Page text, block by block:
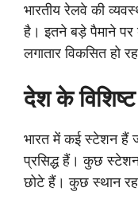
भारतीय रेलवे की
है। इतने बड़े पैमाने
लगातार विकसित हो
देश के
भारत में कई स्टेशन हैं
प्रसिद्ध हैं। कुछ
छोटे हैं। कुछ स्थान